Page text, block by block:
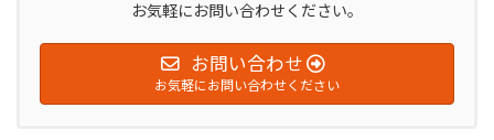
お気軽にお問い合わせください。
お問い合わせ
お気軽にお問い合わせください